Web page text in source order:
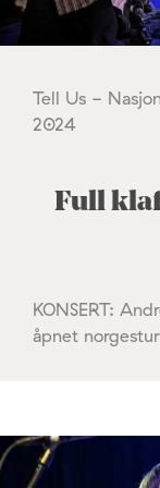
Tell Us -
2024
Full
KONSERT:
åpnet